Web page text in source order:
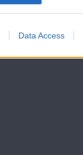
Data Access